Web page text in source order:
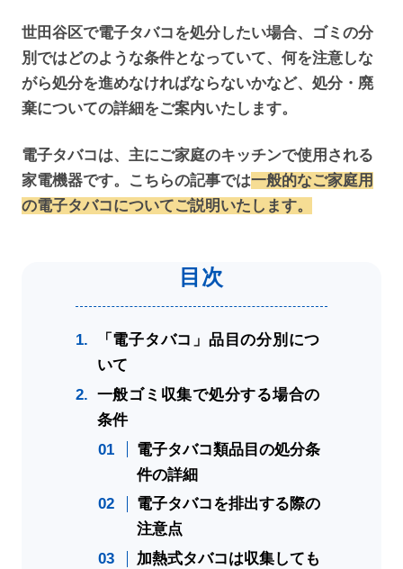
世田谷区で電子タバコを処分したい場合、ゴミの分
別ではどのような条件となっていて、何を注意しな
がら処分を進めなければならないかなど、処分・廃
棄についての詳細をご案内いたします。
電子タバコは、主にご家庭のキッチンで使用される
家電機器です。こちらの記事では一般的なご家庭用
の電子タバコについてご説明いたします。
「電子タバコ」品目の分別につ
いて
一般ゴミ収集で処分する場合の
条件
電子タバコ類品目の処分条
件の詳細
電子タバコを排出する際の
注意点
加熱式タバコは収集しても